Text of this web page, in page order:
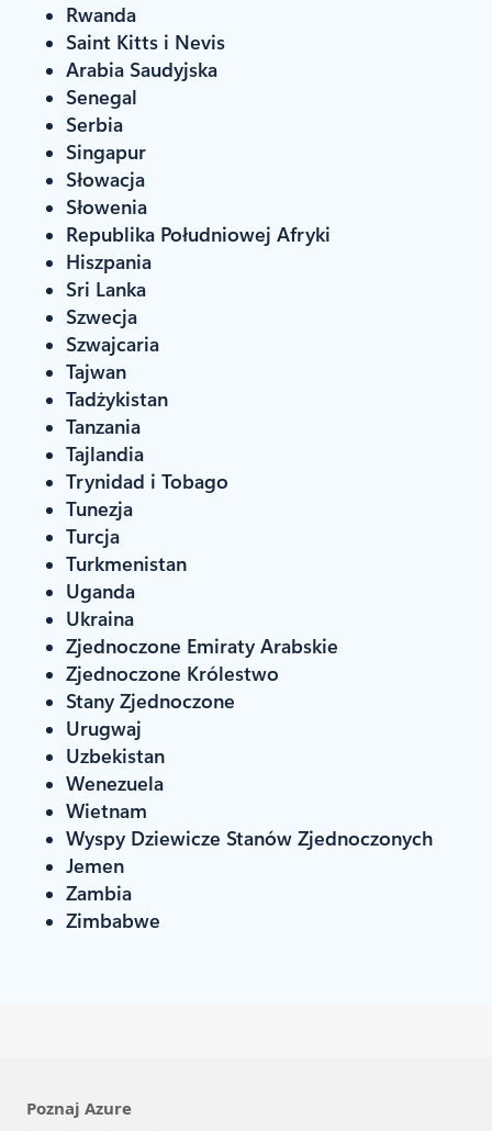
Rwanda
Saint Kitts i Nevis
Arabia Saudyjska
Senegal
Serbia
Singapur
Słowacja
Słowenia
Republika Południowej Afryki
Hiszpania
Sri Lanka
Szwecja
Szwajcaria
Tajwan
Tadżykistan
Tanzania
Tajlandia
Trynidad i Tobago
Tunezja
Turcja
Turkmenistan
Uganda
Ukraina
Zjednoczone Emiraty Arabskie
Zjednoczone Królestwo
Stany Zjednoczone
Urugwaj
Uzbekistan
Wenezuela
Wietnam
Wyspy Dziewicze Stanów Zjednoczonych
Jemen
Zambia
Zimbabwe
Poznaj Azure